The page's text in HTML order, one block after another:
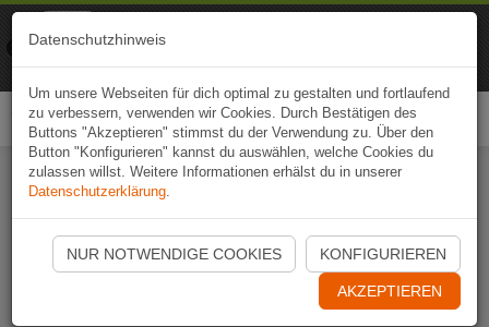
Naviki App jetzt öffnen
Datenschutzhinweis
Um unsere Webseiten für dich optimal zu gestalten und fortlaufend
zu verbessern, verwenden wir Cookies. Durch Bestätigen des
Buttons "Akzeptieren" stimmst du der Verwendung zu. Über den
Button "Konfigurieren" kannst du auswählen, welche Cookies du
zulassen willst. Weitere Informationen erhälst du in unserer
Datenschutzerklärung.
NUR NOTWENDIGE COOKIES KONFIGURIEREN
AKZEPTIEREN
Naviki